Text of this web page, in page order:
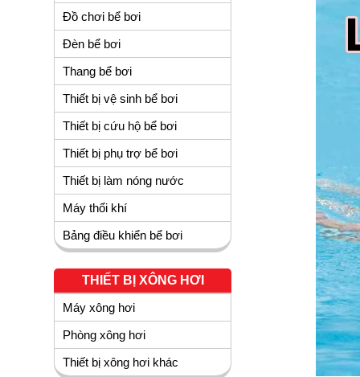
Đồ chơi bể bơi
Đèn bể bơi
Thang bể bơi
Thiết bị vệ sinh bể bơi
Thiết bị cứu hộ bể bơi
Thiết bị phụ trợ bể bơi
Thiết bị làm nóng nước
Máy thổi khí
Bảng điều khiển bể bơi
THIẾT BỊ XÔNG HƠI
Máy xông hơi
Phòng xông hơi
Thiết bị xông hơi khác